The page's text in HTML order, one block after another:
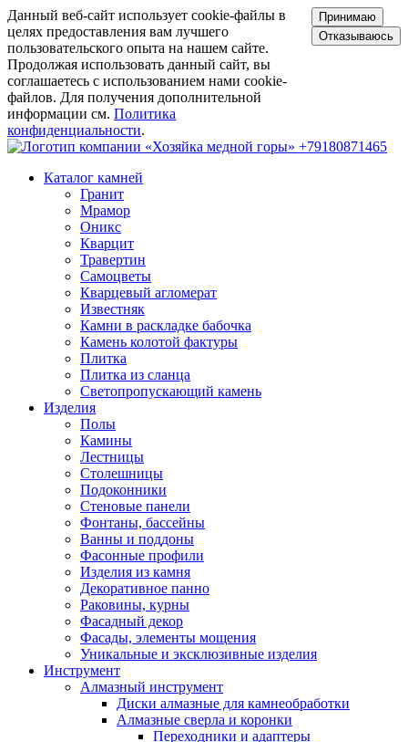
Данный веб-сайт использует cookie-файлы в
целях предоставления вам лучшего
пользовательского опыта на нашем сайте.
Продолжая использовать данный сайт, вы
соглашаетесь с использованием нами cookie-
файлов. Для получения дополнительной
информации см. Политика
конфиденциальности.
Принимаю
Отказываюсь
+79180871465
Каталог камней
Гранит
Мрамор
Оникс
Кварцит
Травертин
Самоцветы
Кварцевый агломерат
Известняк
Камни в раскладке бабочка
Камень колотой фактуры
Плитка
Плитка из сланца
Светопропускающий камень
Изделия
Полы
Камины
Лестницы
Столешницы
Подоконники
Стеновые панели
Фонтаны, бассейны
Ванны и поддоны
Фасонные профили
Изделия из камня
Декоративное панно
Раковины, курны
Фасадный декор
Фасады, элементы мощения
Уникальные и эксклюзивные изделия
Инструмент
Алмазный инструмент
Диски алмазные для камнеобработки
Алмазные сверла и коронки
Переходники и адаптеры